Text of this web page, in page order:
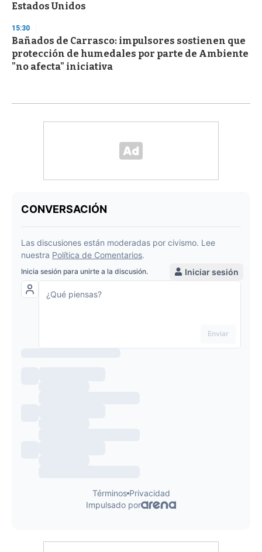
Estados Unidos
15:30
Bañados de Carrasco: impulsores sostienen que
protección de humedales por parte de Ambiente
"no afecta" iniciativa